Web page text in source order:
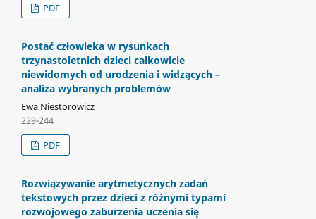
PDF
Postać człowieka w rysunkach
trzynastoletnich dzieci całkowicie
niewidomych od urodzenia i widzących –
analiza wybranych problemów
Ewa Niestorowicz
229-244
PDF
Rozwiązywanie arytmetycznych zadań
tekstowych przez dzieci z różnymi typami
rozwojowego zaburzenia uczenia się